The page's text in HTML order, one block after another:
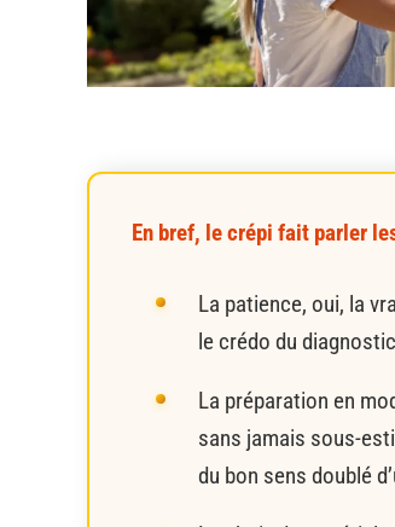
En bref, le crépi fait parler
La patience, oui, la
le crédo du
La préparation en
sans jamais sous-
du bon sens doublé